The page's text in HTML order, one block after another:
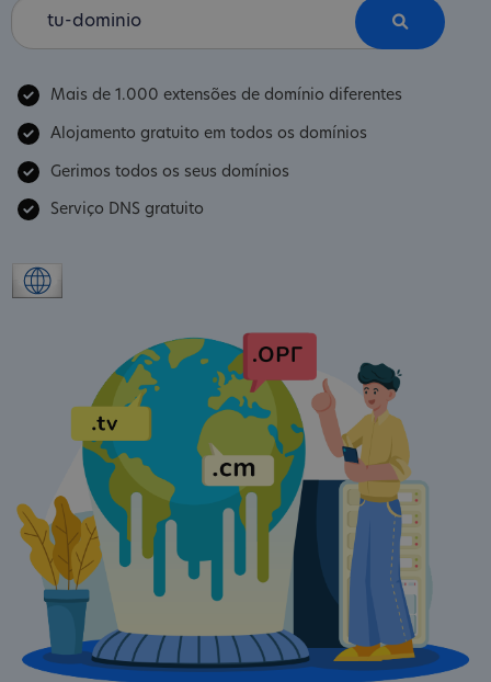
Mais de 1.000 extensões de domínio diferentes
Alojamento gratuito em todos os domínios
Gerimos todos os seus domínios
Serviço DNS gratuito